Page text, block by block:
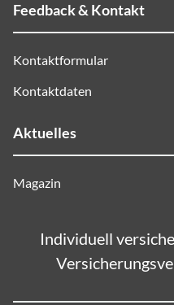
Feedback & Kontakt
Kontaktformular
Kontaktdaten
Aktuelles
Magazin
Individuell